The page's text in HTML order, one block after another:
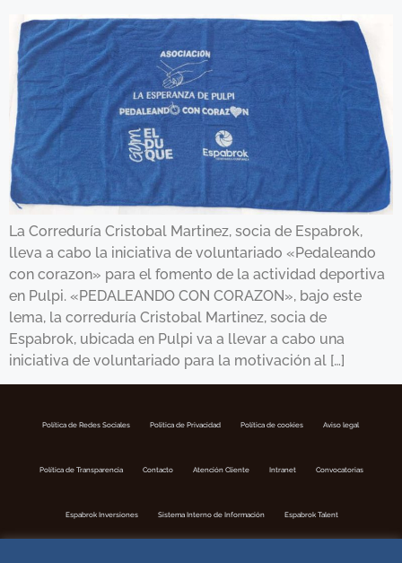
La Correduría Cristobal Martinez, socia de Espabrok,
lleva a cabo la iniciativa de voluntariado «Pedaleando
con corazon» para el fomento de la actividad deportiva
en Pulpi. «PEDALEANDO CON CORAZON», bajo este
lema, la correduría Cristobal Martinez, socia de
Espabrok, ubicada en Pulpi va a llevar a cabo una
iniciativa de voluntariado para la motivación al […]
Política de Redes Sociales Politica de Privacidad Política de cookies Aviso legal
Política de Transparencia Contacto Atención Cliente Intranet Convocatorias
Espabrok Inversiones Sistema Interno de Información Espabrok Talent